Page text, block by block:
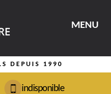
MENU
DEPUIS 1990
indisponible